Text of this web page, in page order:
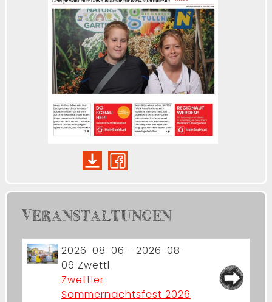
VERANSTALTUNGEN
2026-08-06 - 2026-08-
06 Zwettl
Zwettler
Sommernachtsfest 2026